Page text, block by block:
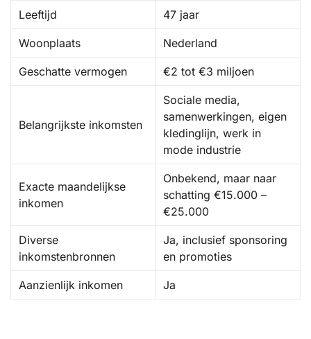
Leeftijd 47 jaar
Woonplaats Nederland
Geschatte vermogen €2 tot €3 miljoen
Belangrijkste inkomsten
Sociale media,
samenwerkingen, eigen
kledinglijn, werk in
mode industrie
Exacte maandelijkse
inkomen
Onbekend, maar naar
schatting €15.000 –
€25.000
Diverse
inkomstenbronnen
Ja, inclusief sponsoring
en promoties
Aanzienlijk inkomen Ja